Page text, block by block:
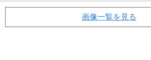
画像一覧を見る